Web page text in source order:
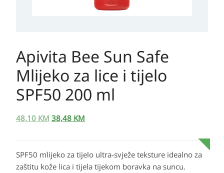
Apivita Bee Sun Safe
Mlijeko za lice i tijelo
SPF50 200 ml
48,10 KM 38,48 KM
SPF50 mlijeko za tijelo ultra-svježe teksture idealno za
zaštitu kože lica i tijela tijekom boravka na suncu.